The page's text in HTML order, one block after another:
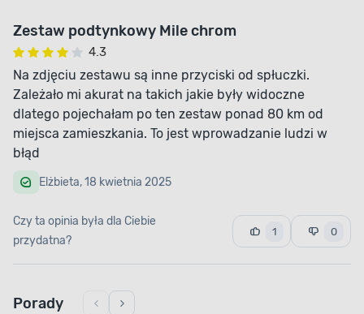
Zestaw podtynkowy Mile chrom
4.3
Na zdjęciu zestawu są inne przyciski od spłuczki.
Zależało mi akurat na takich jakie były widoczne
dlatego pojechałam po ten zestaw ponad 80 km od
miejsca zamieszkania. To jest wprowadzanie ludzi w
błąd
Elżbieta, 18 kwietnia 2025
Czy ta opinia była dla Ciebie
przydatna?
1 0
Porady